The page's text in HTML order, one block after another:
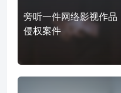
旁听一件网络影视作品
侵权案件